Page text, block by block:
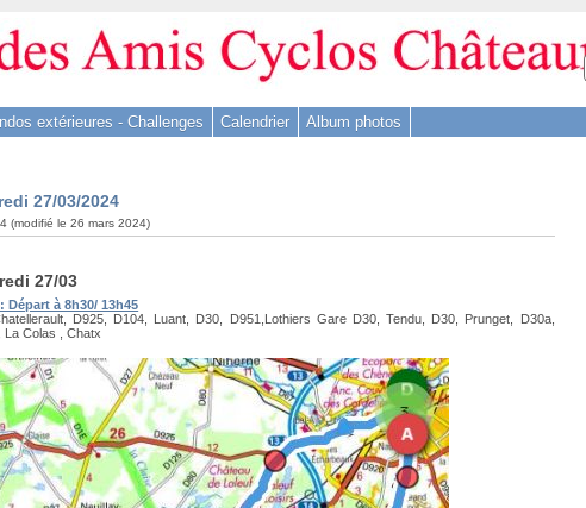
extérieures - Challenges Calendrier Album photos
27/03/2024
(modifié le 26 mars 2024)
27/03
Départ à 8h30/ 13h45
D925, D104, Luant, D30, D951,Lothiers Gare D30, Tendu, D30, Prunget, D30a,
La Colas , Chatx